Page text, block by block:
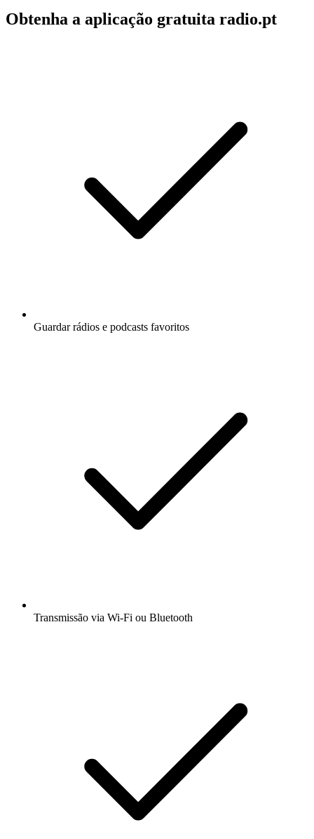
Obtenha a aplicação gratuita radio.pt
Guardar rádios e podcasts favoritos
Transmissão via Wi-Fi ou Bluetooth